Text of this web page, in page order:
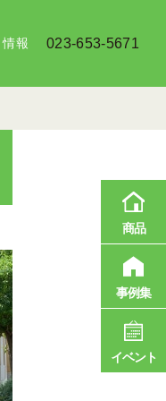
報 023-653-5671
商品
事例集
イベント